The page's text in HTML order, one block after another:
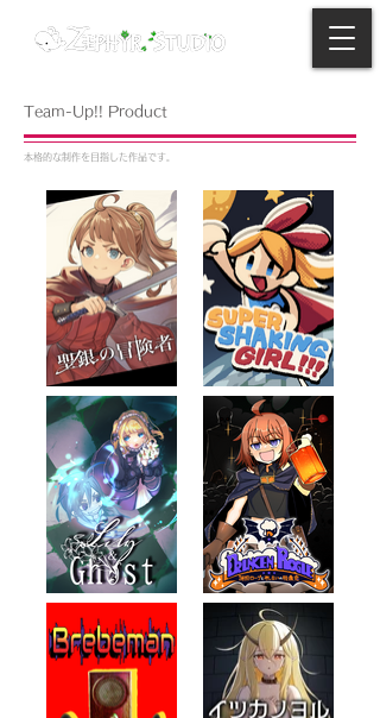
Team-Up!! Product
本格的な制作を目指した作品です。